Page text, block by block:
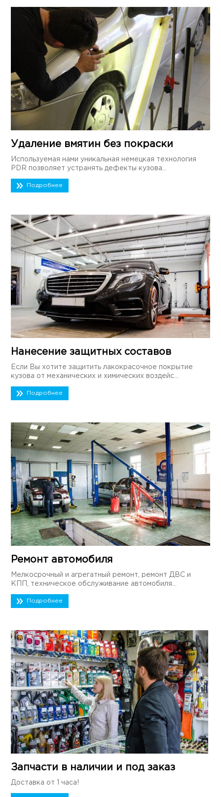
Удаление вмятин без покраски
Используемая нами уникальная немецкая технология
PDR позволяет устранять дефекты кузова...
Подробнее
Нанесение защитных составов
Если Вы хотите защитить лакокрасочное покрытие
кузова от механических и химических воздейс...
Подробнее
Ремонт автомобиля
Мелкосрочный и агрегатный ремонт, ремонт ДВС и
КПП, техническое обслуживание автомобиля...
Подробнее
Запчасти в наличии и под заказ
Доставка от 1 часа!